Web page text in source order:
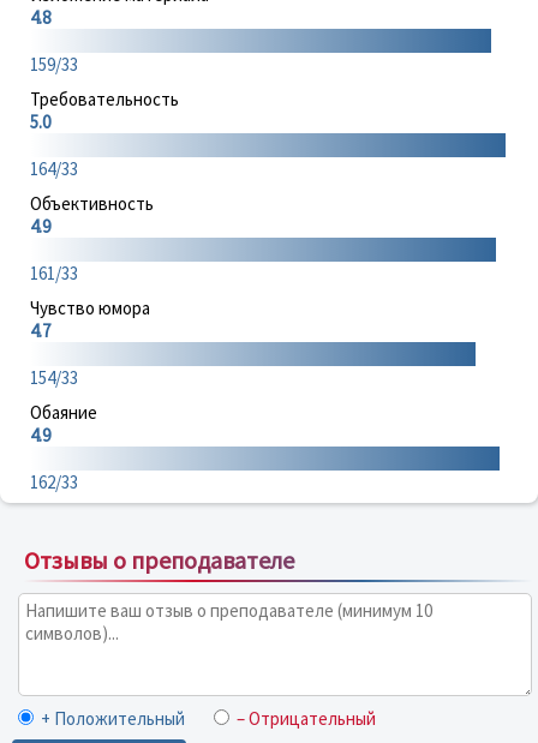
4.8
159/33
Требовательность
5.0
164/33
Объективность
4.9
161/33
Чувство юмора
4.7
154/33
Обаяние
4.9
162/33
Отзывы о преподавателе
+ Положительный – Отрицательный